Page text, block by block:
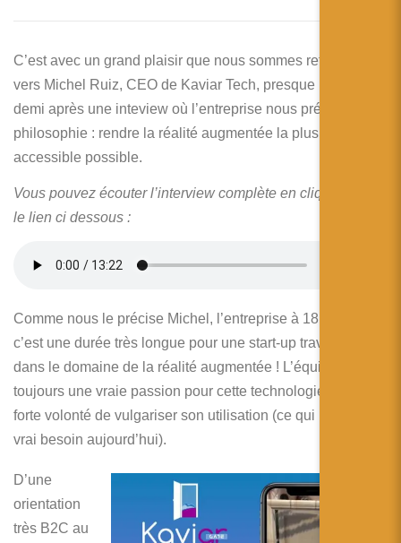
Français
Deutsch
C’est avec un grand plaisir que nous sommes retournés
vers Michel Ruiz, CEO de Kaviar Tech, presque un an est
demi après une inteview où l’entreprise nous présentait sa
philosophie : rendre la réalité augmentée la plus
accessible possible.
Vous pouvez écouter l’interview complète en cliquant sur
le lien ci dessous :
Comme nous le précise Michel, l’entreprise à 18 mois et
c’est une durée très longue pour une start-up travaillant
dans le domaine de la réalité augmentée ! L’équipe à
toujours une vraie passion pour cette technologie et une
forte volonté de vulgariser son utilisation (ce qui reste un
vrai besoin aujourd’hui).
D’une
orientation
très B2C au